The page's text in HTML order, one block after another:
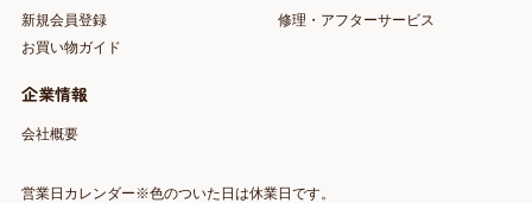
新規会員登録
お買い物ガイド
修理・アフターサービス
企業情報
会社概要
営業日カレンダー※色のついた日は休業日です。